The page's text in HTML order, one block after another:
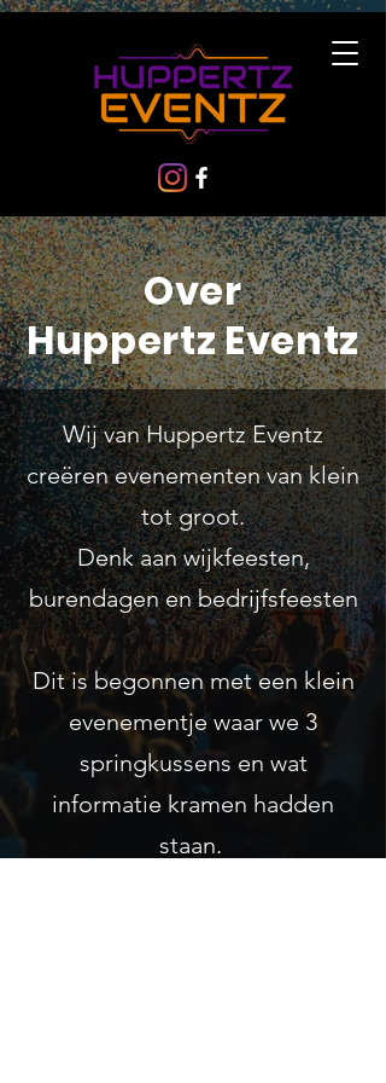
Over
Huppertz Eventz
Wij van Huppertz Eventz
creëren evenementen van klein
tot groot.
Denk aan wijkfeesten,
burendagen en bedrijfsfeesten
Dit is begonnen met een klein
evenementje waar we 3
springkussens en wat
informatie kramen hadden
staan.